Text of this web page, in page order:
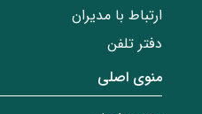
ارتباط با مدیران
دفتر تلفن
منوی اصلی